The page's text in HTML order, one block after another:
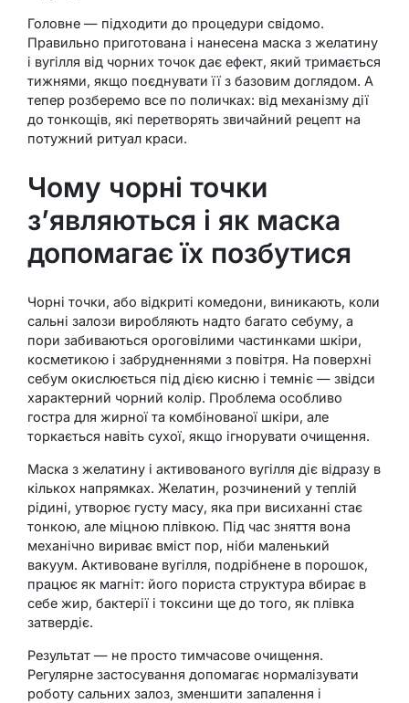
Головне — підходити до процедури свідомо.
Правильно приготована і нанесена маска з желатину
і вугілля від чорних точок дає ефект, який тримається
тижнями, якщо поєднувати її з базовим доглядом. А
тепер розберемо все по поличках: від механізму дії
до тонкощів, які перетворять звичайний рецепт на
потужний ритуал краси.
Чому чорні точки
з’являються і як маска
допомагає їх позбутися
Чорні точки, або відкриті комедони, виникають, коли
сальні залози виробляють надто багато себуму, а
пори забиваються ороговілими частинками шкіри,
косметикою і забрудненнями з повітря. На поверхні
себум окислюється під дією кисню і темніє — звідси
характерний чорний колір. Проблема особливо
гостра для жирної та комбінованої шкіри, але
торкається навіть сухої, якщо ігнорувати очищення.
Маска з желатину і активованого вугілля діє відразу в
кількох напрямках. Желатин, розчинений у теплій
рідині, утворює густу масу, яка при висиханні стає
тонкою, але міцною плівкою. Під час зняття вона
механічно вириває вміст пор, ніби маленький
вакуум. Активоване вугілля, подрібнене в порошок,
працює як магніт: його пориста структура вбирає в
себе жир, бактерії і токсини ще до того, як плівка
затвердіє.
Результат — не просто тимчасове очищення.
Регулярне застосування допомагає нормалізувати
роботу сальних залоз, зменшити запалення і